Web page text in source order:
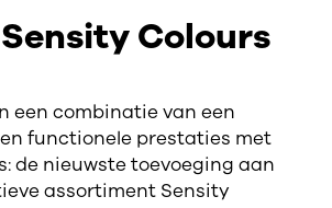
Colours
een combinatie van een
functionele prestaties met
de nieuwste toevoeging aan
assortiment Sensity